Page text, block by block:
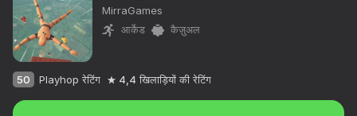
MirraGames
आर्केड
कैज़ुअल
50 Playhop रेटिंग 4,4 खिलाड़ियों की रेटिंग